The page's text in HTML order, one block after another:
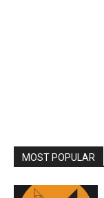
MOST POPULAR